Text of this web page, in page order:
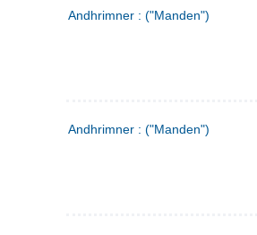
Andhrimner : ("Manden")
Andhrimner : ("Manden")